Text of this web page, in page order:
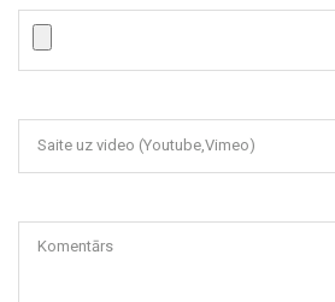
Saite uz video (Youtube,Vimeo)
Komentārs